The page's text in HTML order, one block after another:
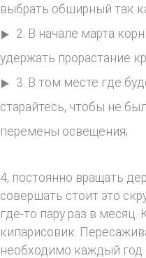
выбрать обширный так
2. В начале марта
удержать прорастание
3. В том месте где
старайтесь, чтобы не
перемены освещения;
4, постоянно вращать
совершать стоит это
где-то пару раз в месяц.
кипарисовик.
необходимо каждый год